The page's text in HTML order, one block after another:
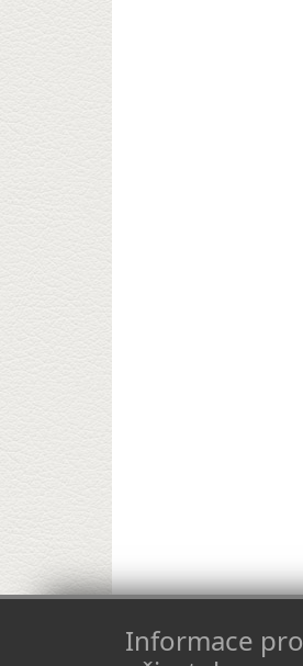
Informace pro